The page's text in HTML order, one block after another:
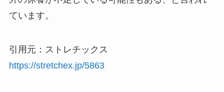
ています。
引用元：ストレチックス
https://stretchex.jp/5863